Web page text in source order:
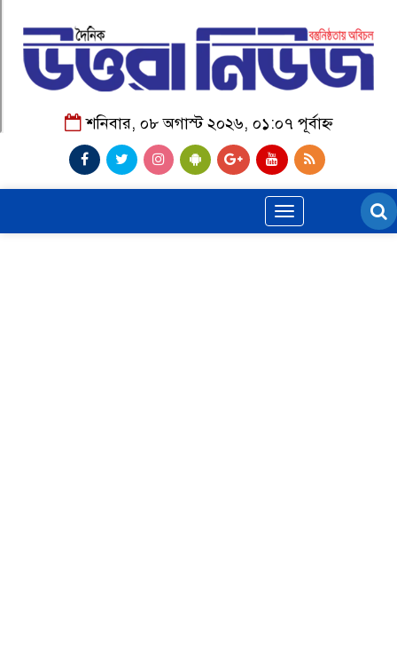
শনিবার, ০৮ অগাস্ট ২০২৬, ০১:০৭ পূর্বাহ্ন
Toggle
navigation